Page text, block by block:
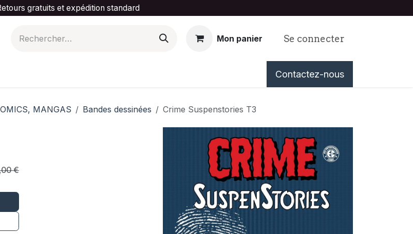
gratuits et expédition standard
Mon panier Se connecter
Tableau de Bord
Contactez-nous
MANGAS Bandes dessinées Crime Suspenstories T3
€